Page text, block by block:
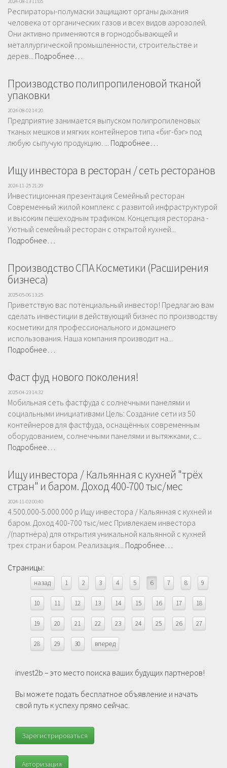
Респираторы-полумаски защищают органы дыхания
человека от органических газов и всех видов аэрозолей.
Они активно применяются в горнодобывающей и
металлургической промышленности, строительстве и
дерев... Подробнее…
Производство полипропиленовой тканой
упаковки
2024-08-02 14:20
Предприятие занимается выпуском полипропиленовых
тканых мешков и мягких контейнеров типа «биг-бэг» под
любую сыпучую продукцию. ... Подробнее…
Ищу инвестора в ресторан / сеть ресторанов
2024-11-25 21:29
Инвестиционная презентация Семейный ресторан
Современный жилой комплекс с развитой инфраструктурой
и высоким пешеходным трафиком. Концепция ресторана -
Уютный семейный ресторан с открытой кухней...
Подробнее…
Производство СПА Косметики (Расширения
бизнеса)
2025-05-06 13:25
Приветствую вас потенциальный инвестор! Предлагаю вам
сделать инвестиции в действующий бизнес по производству
косметики для профессионального и домашнего
использования. Наша компания производит на...
Подробнее…
Фаст фуд нового поколения!
2025-04-23 14:32
Мобильная сеть фастфуда с солнечными панелями и
социальными инициативами Цель: Создание сети из 50
контейнеров для фастфуда, оснащённых современным
оборудованием, солнечными панелями и вытяжками, с...
Подробнее…
Ищу инвестора / Кальянная с кухней "трёх
стран" и баром. Доход 400-700 тыс/мес
2024-11-02 00:40
4.500.000-5.000.000 р Ищу инвестора / Кальянная с кухней и
баром. Доход 400-700 тыс/мес Привлeкaeм инвeстора
/(партнёра) для oткрытия уникальной кальянной c куxней
трех стран и бaрoм. Реализация... Подробнее…
Страницы:
назад 1 2 3 4 5 6 7 8 9
10 11 12 13 14 15 16 17 18
19 20 21 22 23 24 25 26 27
28 29 30 вперед
invest2b – это место поиска ваших будущих партнеров!
Вы можете подать бесплатное объявление и начать
свой путь к успеху прямо сейчас.
Зарегистрироваться
Авторизация